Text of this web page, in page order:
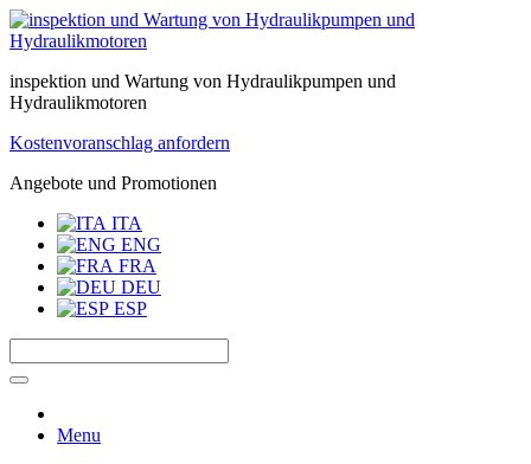
inspektion und Wartung von Hydraulikpumpen und
Hydraulikmotoren
Kostenvoranschlag anfordern
Angebote und Promotionen
ITA
ENG
FRA
DEU
ESP
Menu